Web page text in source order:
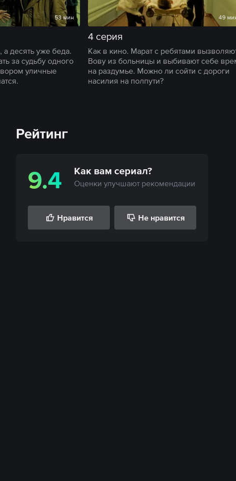
53 мин
а десять уже беда.
за судьбу одного
уличные
49
4 серия
Как в кино. Марат с ребятами
Вову из больницы и выбивают себе
на раздумье. Можно ли сойти с дороги
насилия на полпути?
Рейтинг
9.4 Как вам сериал?
Оценки улучшают рекомендации
Нравится Не нравится